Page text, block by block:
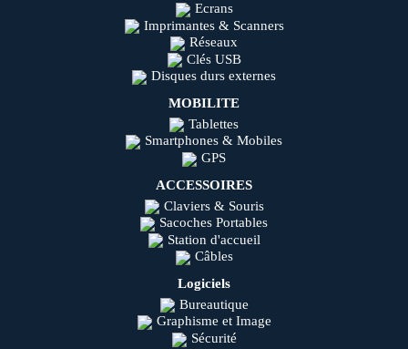
Ecrans
Imprimantes & Scanners
Réseaux
Clés USB
Disques durs externes
MOBILITE
Tablettes
Smartphones & Mobiles
GPS
ACCESSOIRES
Claviers & Souris
Sacoches Portables
Station d'accueil
Câbles
Logiciels
Bureautique
Graphisme et Image
Sécurité